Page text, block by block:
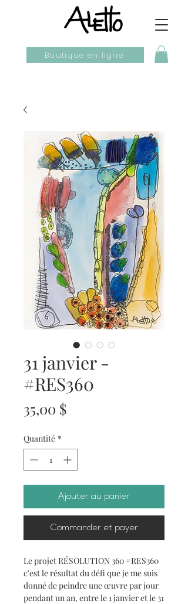
Boutique en ligne
31 janvier -
#RES360
35,00 $
Quantité *
Ajouter au panier
Commander et payer
Le projet RÉSOLUTION 360 #RES360
c'est le résultat du défi que je me suis
donné de peindre une œuvre par jour
pendant un an, entre le 1 janvier et le 31